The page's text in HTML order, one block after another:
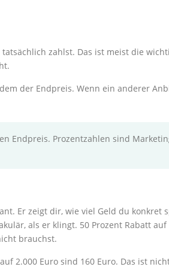
zahlst. Das ist meist die
der Endpreis. Wenn ein anderer
Endpreis. Prozentzahlen sind
Er zeigt dir, wie viel Geld du konkret
als er klingt. 50 Prozent Rabatt auf
brauchst.
2.000 Euro sind 160 Euro. Das ist